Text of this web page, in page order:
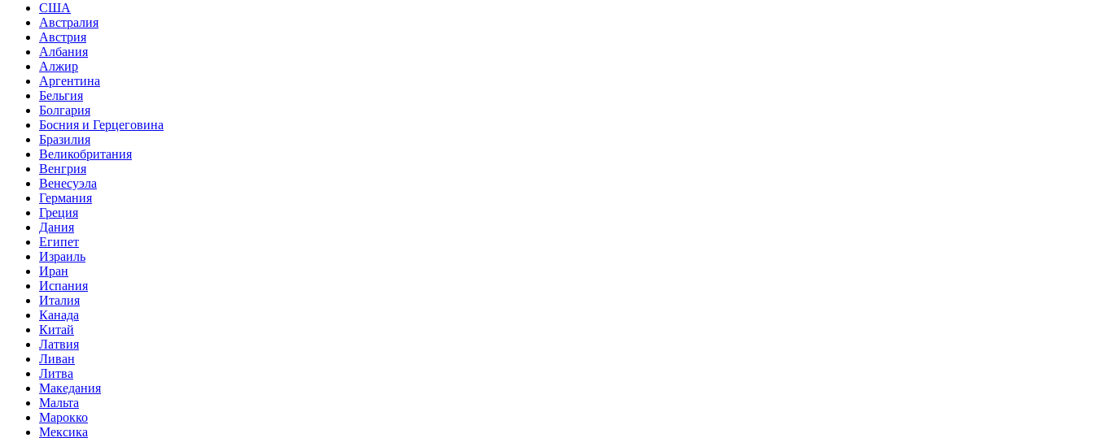
США
Австралия
Австрия
Албания
Алжир
Аргентина
Бельгия
Болгария
Босния и Герцеговина
Бразилия
Великобритания
Венгрия
Венесуэла
Германия
Греция
Дания
Египет
Израиль
Иран
Испания
Италия
Канада
Китай
Латвия
Ливан
Литва
Македания
Мальта
Марокко
Мексика